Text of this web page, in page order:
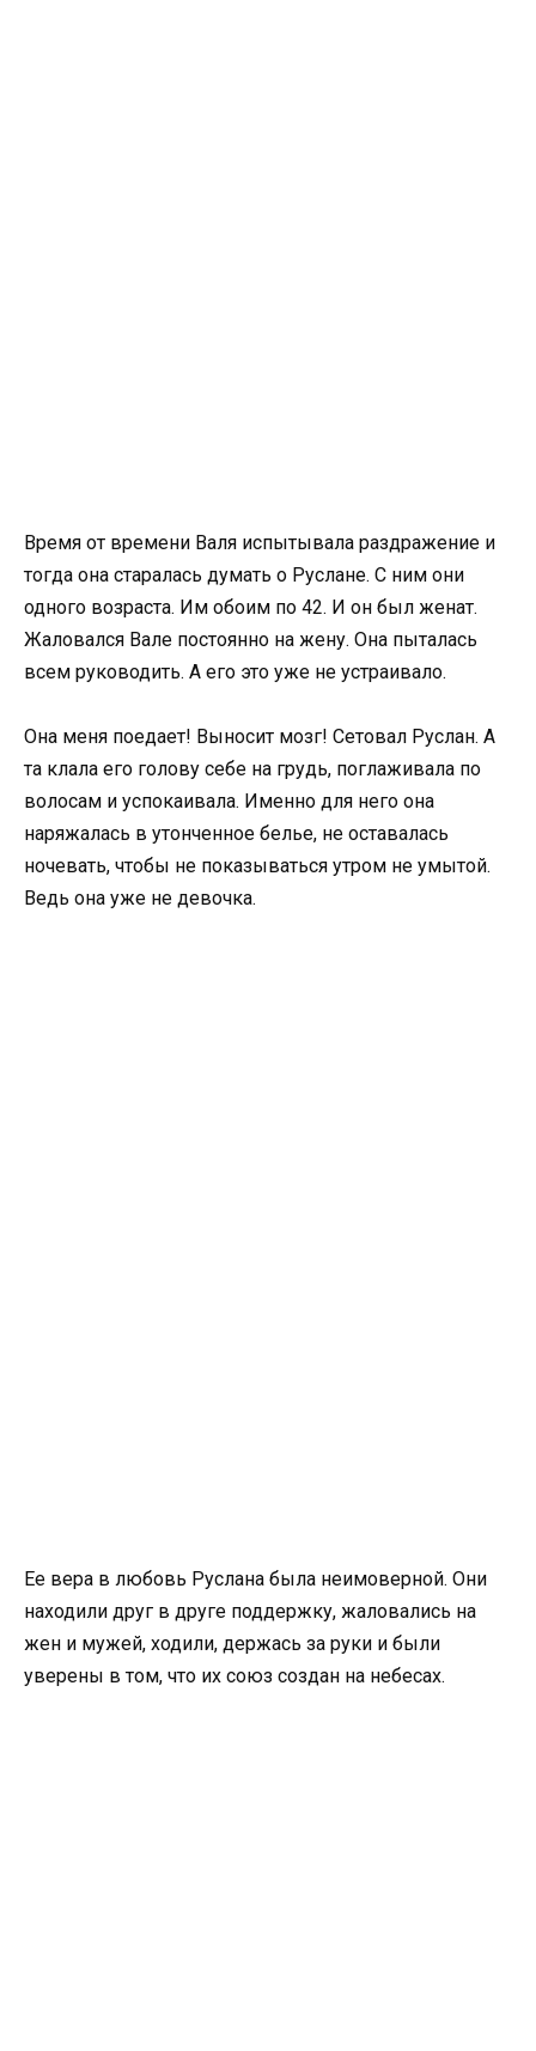
Время от времени Валя испытывала раздражение и
тогда она старалась думать о Руслане. С ним они
одного возраста. Им обоим по 42. И он был женат.
Жаловался Вале постоянно на жену. Она пыталась
всем руководить. А его это уже не устраивало.
Она меня поедает! Выносит мозг! Сетовал Руслан. А
та клала его голову себе на грудь, поглаживала по
волосам и успокаивала. Именно для него она
наряжалась в утонченное белье, не оставалась
ночевать, чтобы не показываться утром не умытой.
Ведь она уже не девочка.
Ее вера в любовь Руслана была неимоверной. Они
находили друг в друге поддержку, жаловались на
жен и мужей, ходили, держась за руки и были
уверены в том, что их союз создан на небесах.